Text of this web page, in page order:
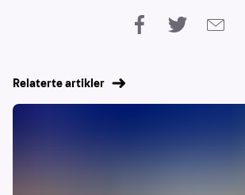
Relaterte artikler